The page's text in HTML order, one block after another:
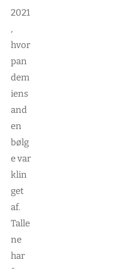
2021
,
hvor
pan
dem
iens
and
en
bølg
e var
klin
get
af.
Talle
ne
har